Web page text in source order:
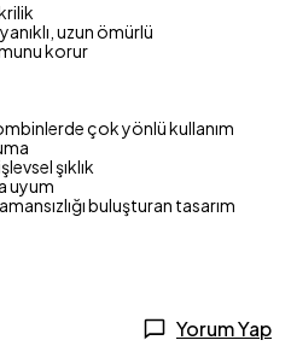
uzun ömürlü
korur
çok yönlü kullanım
şıklık
uyum
buluşturan tasarım
Yorum Yap